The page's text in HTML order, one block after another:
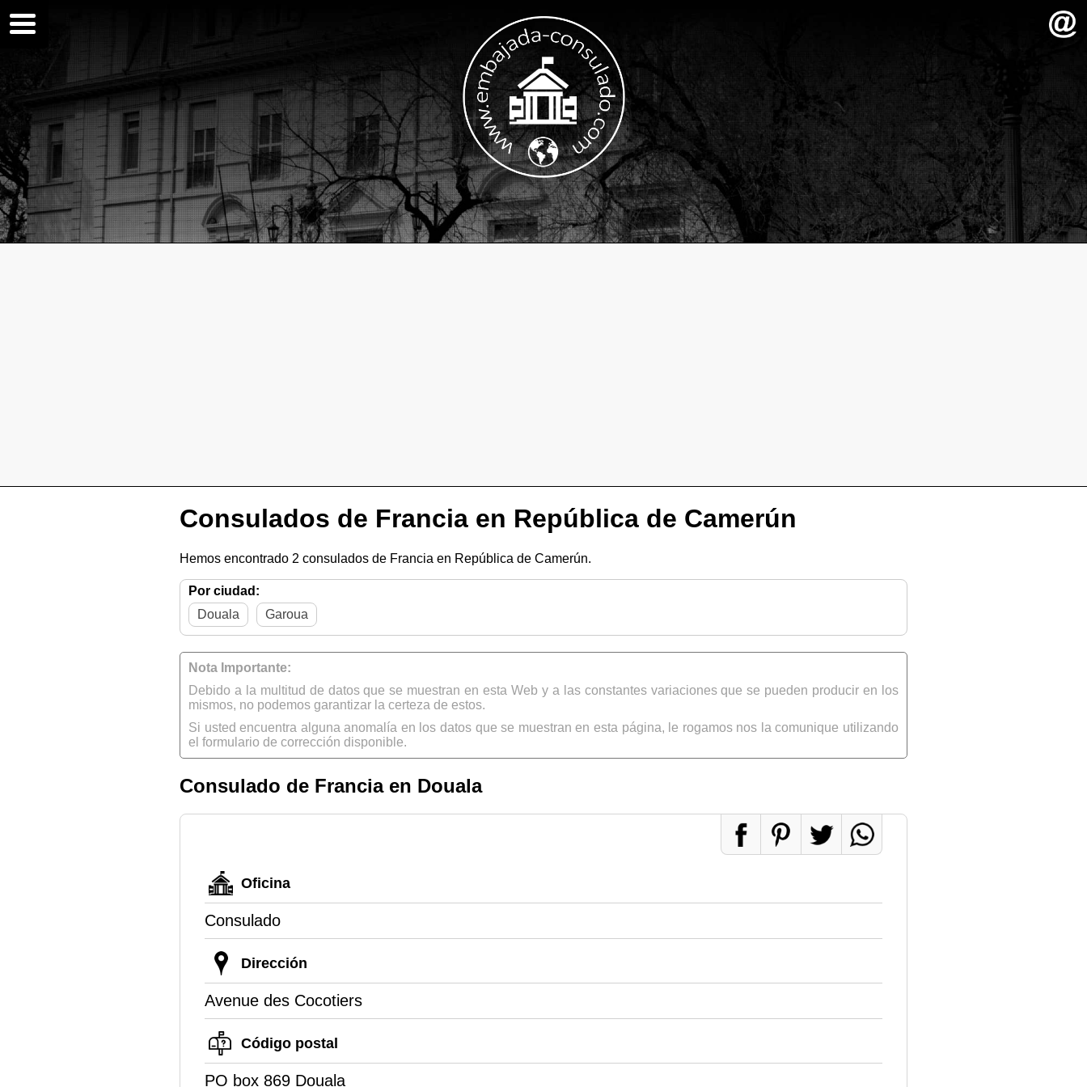
Consulados de Francia en República de Camerún
Hemos encontrado 2 consulados de Francia en República de Camerún.
Por ciudad:
Douala
Garoua
Nota Importante:
Debido a la multitud de datos que se muestran en esta Web y a las constantes variaciones que se pueden producir en los
mismos, no podemos garantizar la certeza de estos.
Si usted encuentra alguna anomalía en los datos que se muestran en esta página, le rogamos nos la comunique utilizando
el formulario de corrección disponible.
Consulado de Francia en Douala
Oficina
Consulado
Dirección
Avenue des Cocotiers
Código postal
PO box 869 Douala